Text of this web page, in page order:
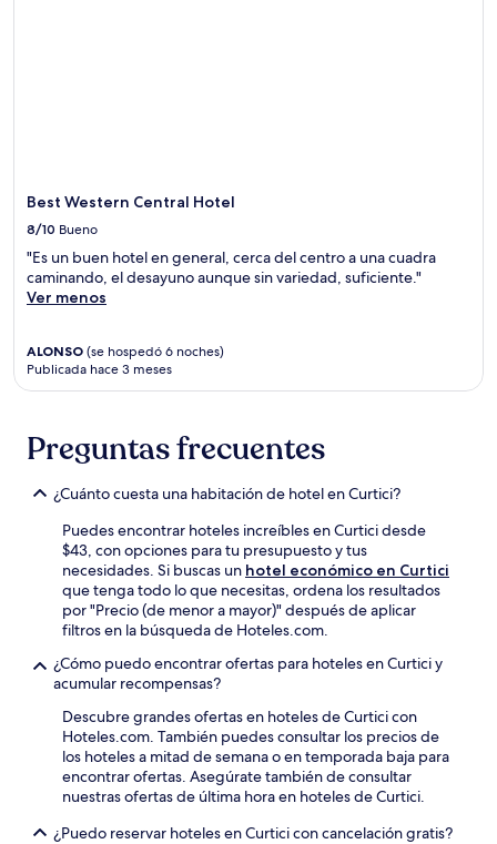
términos
adicionales.
Best Western Central Hotel
8/10 Bueno
"Es un buen hotel en general, cerca del centro a una cuadra
caminando, el desayuno aunque sin variedad, suficiente."
Ver menos
ALONSO (se hospedó 6 noches)
Publicada hace 3 meses
Preguntas frecuentes
¿Cuánto cuesta una habitación de hotel en Curtici?
Puedes encontrar hoteles increíbles en Curtici desde
$43, con opciones para tu presupuesto y tus
necesidades. Si buscas un hotel económico en Curtici
que tenga todo lo que necesitas, ordena los resultados
por "Precio (de menor a mayor)" después de aplicar
filtros en la búsqueda de Hoteles.com.
¿Cómo puedo encontrar ofertas para hoteles en Curtici y
acumular recompensas?
Descubre grandes ofertas en hoteles de Curtici con
Hoteles.com. También puedes consultar los precios de
los hoteles a mitad de semana o en temporada baja para
encontrar ofertas. Asegúrate también de consultar
nuestras ofertas de última hora en hoteles de Curtici.
¿Puedo reservar hoteles en Curtici con cancelación gratis?